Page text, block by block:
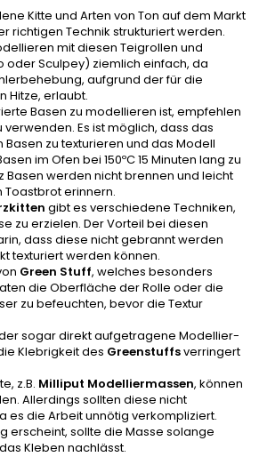
Kitte und Arten von Ton auf dem Markt
richtigen Technik strukturiert werden.
mit diesen Teigrollen und
oder Sculpey) ziemlich einfach, da
aufgrund der für die
Hitze, erlaubt.
Basen zu modellieren ist, empfehlen
verwenden. Es ist möglich, dass das
zu texturieren und das Modell
im Ofen bei 150ºC 15 Minuten lang zu
Basen werden nicht brennen und leicht
erinnern.
gibt es verschiedene Techniken,
zu erzielen. Der Vorteil bei diesen
dass diese nicht gebrannt werden
texturiert werden können.
Green Stuff, welches besonders
die Oberfläche der Rolle oder die
zu befeuchten, bevor die Textur
sogar direkt aufgetragene Modellier-
Klebrigkeit des Greenstuffsverringert
z.B. Milliput Modelliermassen, können
Allerdings sollten diese nicht
es die Arbeit unnötig verkompliziert.
erscheint, sollte die Masse solange
Kleben nachlässt.